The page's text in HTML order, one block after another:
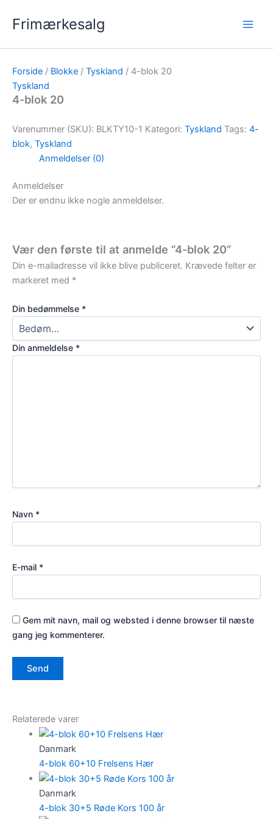
Frimærkesalg
Forside / Blokke / Tyskland / 4-blok 20
Tyskland
4-blok 20
Varenummer (SKU): BLKTY10-1 Kategori: Tyskland Tags: 4-
blok, Tyskland
Anmeldelser (0)
Anmeldelser
Der er endnu ikke nogle anmeldelser.
Vær den første til at anmelde “4-blok 20”
Din e-mailadresse vil ikke blive publiceret. Krævede felter er
markeret med *
Din bedømmelse *
Din anmeldelse *
Navn *
E-mail *
Gem mit navn, mail og websted i denne browser til næste
gang jeg kommenterer.
Relaterede varer
Danmark
4-blok 60+10 Frelsens Hær
Danmark
4-blok 30+5 Røde Kors 100 år